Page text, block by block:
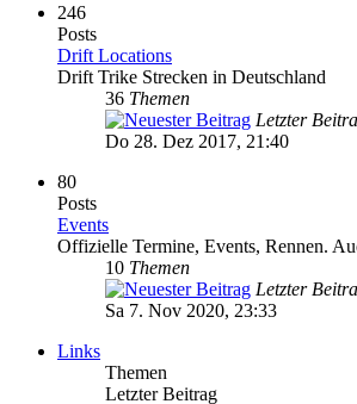
246
Posts
Drift Locations
Drift Trike Strecken in Deutschland
36 Themen
Letzter
Do 28. Dez 2017, 21:40
80
Posts
Events
Offizielle Termine, Events, Rennen.
10 Themen
Letzter
Sa 7. Nov 2020, 23:33
Links
Themen
Letzter Beitrag